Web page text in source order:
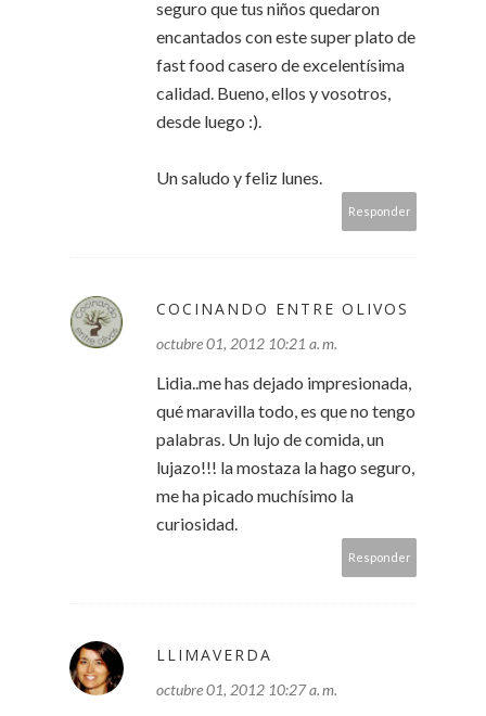
seguro que tus niños quedaron
encantados con este super plato de
fast food casero de excelentísima
calidad. Bueno, ellos y vosotros,
desde luego :).
Un saludo y feliz lunes.
Responder
COCINANDO ENTRE OLIVOS
octubre 01, 2012 10:21 a. m.
Lidia..me has dejado impresionada,
qué maravilla todo, es que no tengo
palabras. Un lujo de comida, un
lujazo!!! la mostaza la hago seguro,
me ha picado muchísimo la
curiosidad.
Responder
LLIMAVERDA
octubre 01, 2012 10:27 a. m.